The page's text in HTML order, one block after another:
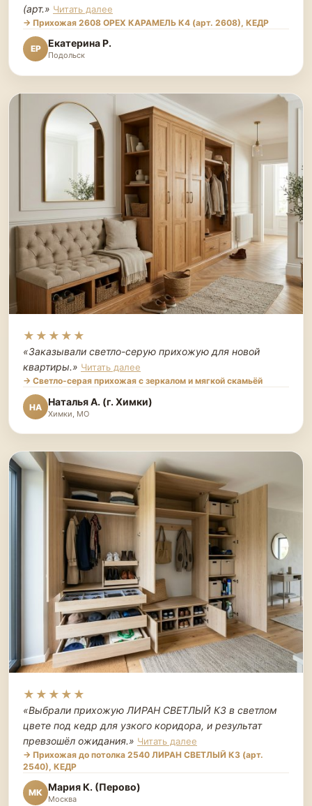
(арт.» Читать далее
→ Прихожая 2608 ОРЕХ КАРАМЕЛЬ К4 (арт. 2608), КЕДР
ЕР Екатерина Р.
Подольск
★★★★★
«Заказывали светло-серую прихожую для новой
квартиры.» Читать далее
→ Светло-серая прихожая с зеркалом и мягкой скамьёй
НА Наталья А. (г. Химки)
Химки, МО
★★★★★
«Выбрали прихожую ЛИРАН СВЕТЛЫЙ К3 в светлом
цвете под кедр для узкого коридора, и результат
превзошёл ожидания.» Читать далее
→ Прихожая до потолка 2540 ЛИРАН СВЕТЛЫЙ К3 (арт.
2540), КЕДР
МК Мария К. (Перово)
Москва